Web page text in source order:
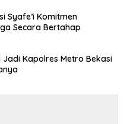
Syafe’i Komitmen
Secara Bertahap
Jadi Kapolres Metro Bekasi